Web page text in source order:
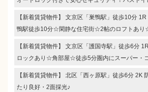
【新着賃貸物件】 文京区「巣鴨駅」徒歩10分
鴨駅徒歩10分☆閑静な住宅街☆2帖のロフトあり
【新着賃貸物件】 文京区「護国寺駅」徒歩6分
ロックあり☆角部屋☆徒歩5分圏内にスーパー・
【新着賃貸物件】 北区「西ヶ原駅」徒歩6分 2K
たり良好・2面採光♪